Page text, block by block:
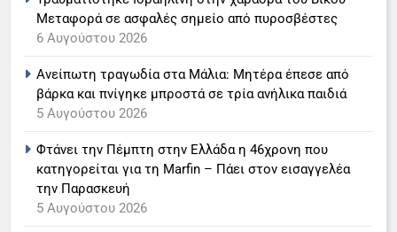
Μεταφορά σε ασφαλές σημείο από πυροσβέστες
6 Αυγούστου 2026
Ανείπωτη τραγωδία στα Μάλια: Μητέρα έπεσε από
βάρκα και πνίγηκε μπροστά σε τρία ανήλικα παιδιά
5 Αυγούστου 2026
Φτάνει την Πέμπτη στην Ελλάδα η 46χρονη που
κατηγορείται για τη Marfin – Πάει στον εισαγγελέα
την Παρασκευή
5 Αυγούστου 2026
ανακοίνωση του σταθμού
7
LIFESTYLE-MEDIA
8